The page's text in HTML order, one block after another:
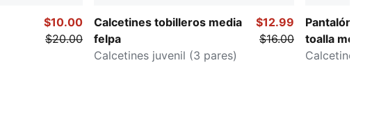
$10.00
$20.00
Calcetines tobilleros media
felpa
Calcetines juvenil (3 pares)
$12.99
$16.00
Pantalón
toalla media
Calcetines